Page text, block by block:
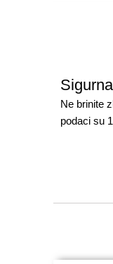
Ne brinite
podaci su